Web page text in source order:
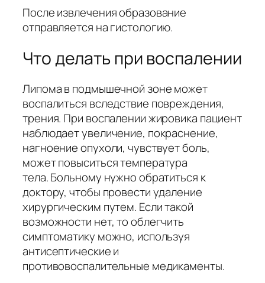
После извлечения образование
отправляется на гистологию.
Что делать при воспалении
Липома в подмышечной зоне может
воспалиться вследствие повреждения,
трения. При воспалении жировика пациент
наблюдает увеличение, покраснение,
нагноение опухоли, чувствует боль,
может повыситься температура
тела. Больному нужно обратиться к
доктору, чтобы провести удаление
хирургическим путем. Если такой
возможности нет, то облегчить
симптоматику можно, используя
антисептические и
противовоспалительные медикаменты.